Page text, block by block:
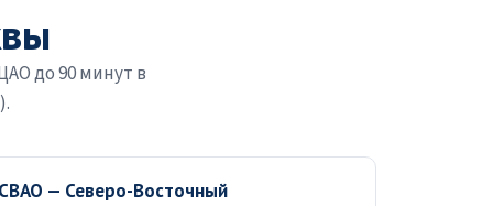
до 90 минут в
— Северо-Восточный